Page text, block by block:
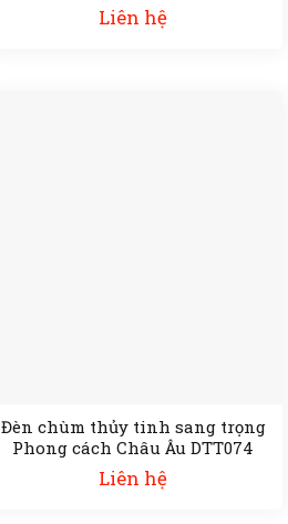
Liên hệ
Đèn chùm thủy tinh sang trọng
Phong cách Châu Âu DTT074
Liên hệ